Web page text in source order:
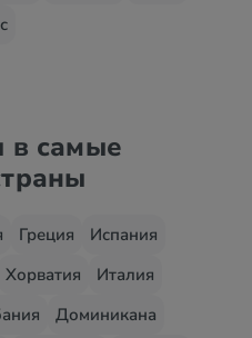
в самые
Греция
Испания
Хорватия
Италия
Доминикана